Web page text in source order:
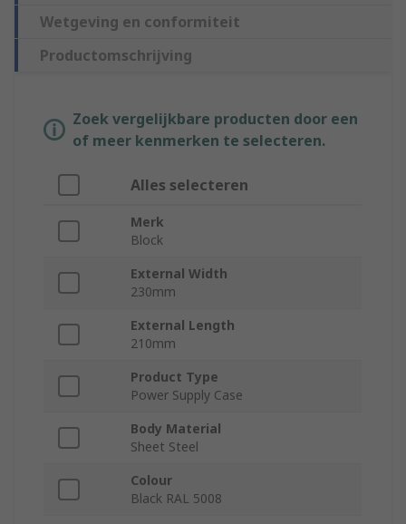
Wetgeving en conformiteit
Productomschrijving
Zoek vergelijkbare producten door een
of meer kenmerken te selecteren.
Alles selecteren
Merk
Block
External Width
230mm
External Length
210mm
Product Type
Power Supply Case
Body Material
Sheet Steel
Colour
Black RAL 5008